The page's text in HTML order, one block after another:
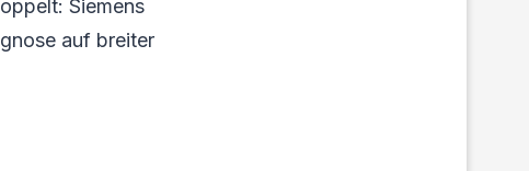
Siemens
auf breiter